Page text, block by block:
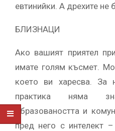
евтинийки. А дрехите не
БЛИЗНАЦИ
Ако вашият приятел
имате голям късмет.
което ви харесва. За
практика няма
образоваността и
пред него с интелект